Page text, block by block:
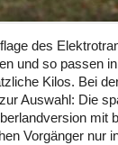
des
und so passen
Kilos. Bei
Auswahl: Die
mit
Vorgänger nur